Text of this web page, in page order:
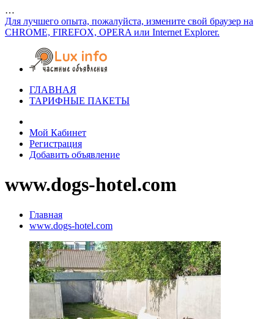
…
Для лучшего опыта, пожалуйста, измените свой браузер на
CHROME, FIREFOX, OPERA или Internet Explorer.
ГЛАВНАЯ
ТАРИФНЫЕ ПАКЕТЫ
Мой Кабинет
Регистрация
Добавить объявление
www.dogs-hotel.com
Главная
www.dogs-hotel.com